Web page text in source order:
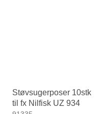
Støvsugerposer 10stk
til fx Nilfisk UZ 934